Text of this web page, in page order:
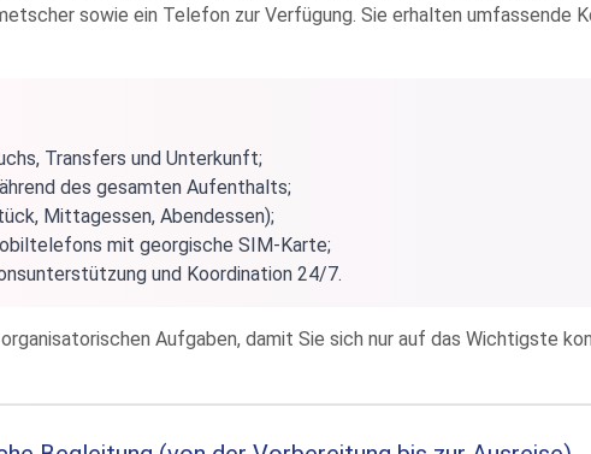
sowie ein Telefon zur Verfügung. Sie erhalten umfassende
Transfers und Unterkunft;
des gesamten Aufenthalts;
Mittagessen, Abendessen);
mit georgische SIM-Karte;
und Koordination 24/7.
Aufgaben, damit Sie sich nur auf das Wichtigste